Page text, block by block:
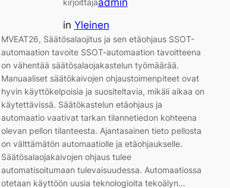
in Yleinen
MVEAT26, Säätösalaojitus ja sen etäohjaus SSOT-
automaation tavoite SSOT-automaation tavoitteena
on vähentää säätösalaojakastelun työmäärää.
Manuaaliset säätökaivojen ohjaustoimenpiteet ovat
hyvin käyttökelpoisia ja suositeltavia, mikäli aikaa on
käytettävissä. Säätökastelun etäohjaus ja
automaatio vaativat tarkan tilannetiedon kohteena
olevan pellon tilanteesta. Ajantasainen tieto pellosta
on välttämätön automaatiolle ja etäohjaukselle.
Säätösalaojakaivojen ohjaus tulee
automatisoitumaan tulevaisuudessa. Automaatiossa
otetaan käyttöön uusia teknologioita tekoälyn…